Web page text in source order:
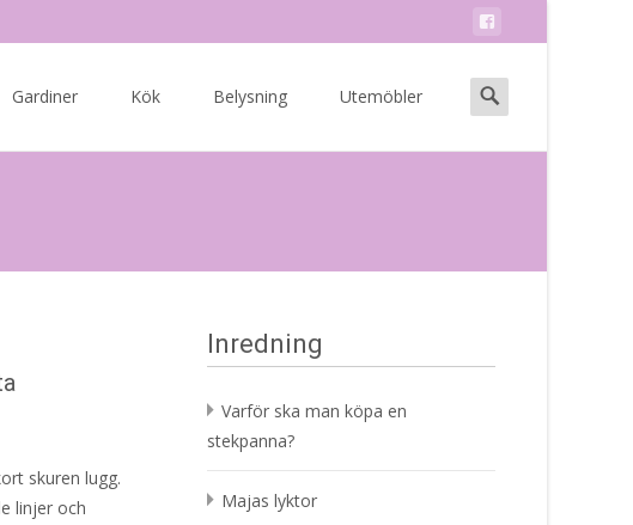
Gardiner Kök Belysning Utemöbler
Search
for:
skuren lugg.
linjer och
Inredning
Varför ska man köpa en
stekpanna?
Majas lyktor